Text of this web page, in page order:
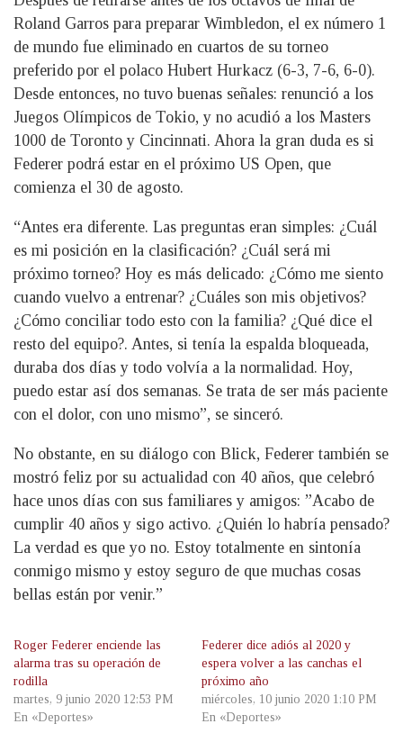
Roland Garros para preparar Wimbledon, el ex número 1
de mundo fue eliminado en cuartos de su torneo
preferido por el polaco Hubert Hurkacz (6-3, 7-6, 6-0).
Desde entonces, no tuvo buenas señales: renunció a los
Juegos Olímpicos de Tokio, y no acudió a los Masters
1000 de Toronto y Cincinnati. Ahora la gran duda es si
Federer podrá estar en el próximo US Open, que
comienza el 30 de agosto.
“Antes era diferente. Las preguntas eran simples: ¿Cuál
es mi posición en la clasificación? ¿Cuál será mi
próximo torneo? Hoy es más delicado: ¿Cómo me siento
cuando vuelvo a entrenar? ¿Cuáles son mis objetivos?
¿Cómo conciliar todo esto con la familia? ¿Qué dice el
resto del equipo?. Antes, si tenía la espalda bloqueada,
duraba dos días y todo volvía a la normalidad. Hoy,
puedo estar así dos semanas. Se trata de ser más paciente
con el dolor, con uno mismo”, se sinceró.
No obstante, en su diálogo con Blick, Federer también se
mostró feliz por su actualidad con 40 años, que celebró
hace unos días con sus familiares y amigos: ”Acabo de
cumplir 40 años y sigo activo. ¿Quién lo habría pensado?
La verdad es que yo no. Estoy totalmente en sintonía
conmigo mismo y estoy seguro de que muchas cosas
bellas están por venir.”
Roger Federer enciende las
alarma tras su operación de
rodilla
martes, 9 junio 2020 12:53 PM
En «Deportes»
Federer dice adiós al 2020 y
espera volver a las canchas el
próximo año
miércoles, 10 junio 2020 1:10 PM
En «Deportes»